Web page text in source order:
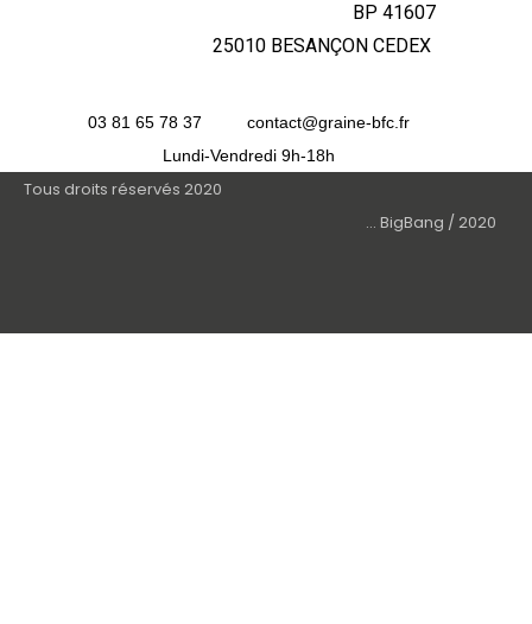
BP 41607
25010 BESANÇON CEDEX
03 81 65 78 37
contact@graine-bfc.fr
Lundi-Vendredi 9h-18h
Tous droits réservés 2020
... BigBang / 2020